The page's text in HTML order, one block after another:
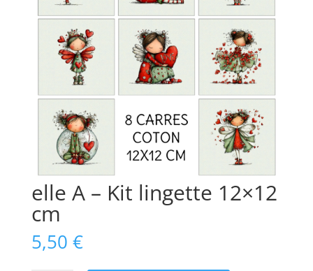
elle A – Kit lingette 12×12
cm
5,50 €